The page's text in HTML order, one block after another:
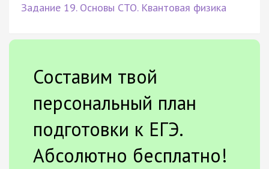
Задание 19. Основы СТО. Квантовая физика
Составим твой
персональный план
подготовки к ЕГЭ.
Абсолютно бесплатно!